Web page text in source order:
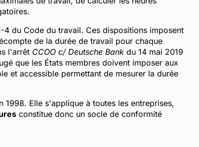
4 du Code du travail. Ces dispositions imposent
de la durée de travail pour chaque
l'arrêt CCOO c/ Deutsche Bank du 14 mai 2019
que les États membres doivent imposer aux
et accessible permettant de mesurer la durée
1998. Elle s'applique à toutes les entreprises,
constitue donc un socle de conformité